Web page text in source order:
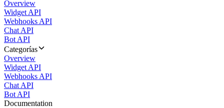
Overview
Widget API
Webhooks API
Chat API
Bot API
Categorías
Overview
Widget API
Webhooks API
Chat API
Bot API
Documentation